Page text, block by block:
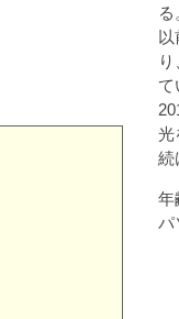
る
て
光
続
パ